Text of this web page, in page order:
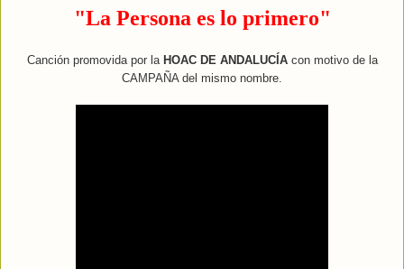
"La Persona es lo primero"
Canción promovida por la HOAC DE ANDALUCÍAcon motivo de la
CAMPAÑA del mismo nombre.